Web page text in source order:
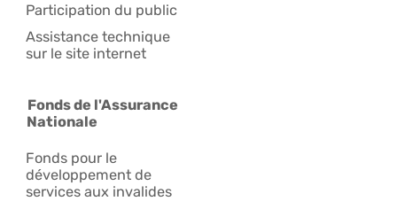
Participation du public
Assistance technique
sur le site internet
Fonds de l'Assurance
Nationale
Fonds pour le
développement de
services aux invalides